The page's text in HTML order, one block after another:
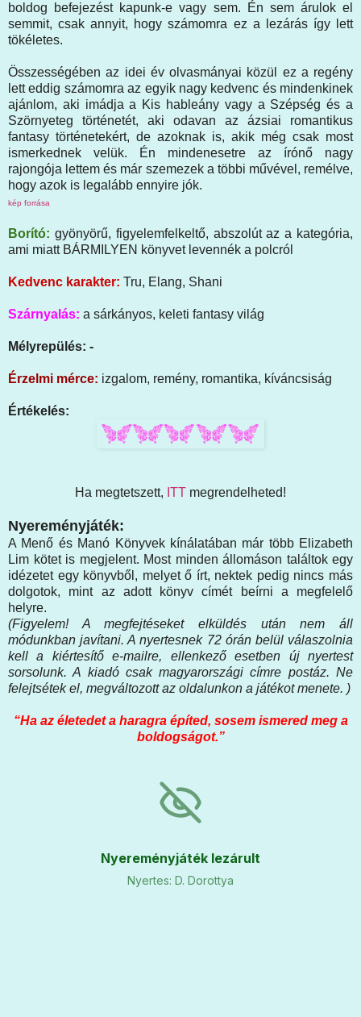
boldog befejezést kapunk-e vagy sem. Én sem árulok el
semmit, csak annyit, hogy számomra ez a lezárás így lett
tökéletes.
Összességében az idei év olvasmányai közül ez a regény
lett eddig számomra az egyik nagy kedvenc és mindenkinek
ajánlom, aki imádja a Kis hableány vagy a Szépség és a
Szörnyeteg történetét, aki odavan az ázsiai romantikus
fantasy történetekért, de azoknak is, akik még csak most
ismerkednek velük. Én mindenesetre az írónő nagy
rajongója lettem és már szemezek a többi művével, remélve,
hogy azok is legalább ennyire jók.
kép forrása
Borító: gyönyörű, figyelemfelkeltő, abszolút az a kategória,
ami miatt BÁRMILYEN könyvet levennék a polcról
Kedvenc karakter: Tru, Elang, Shani
Szárnyalás: a sárkányos, keleti fantasy világ
Mélyrepülés: -
Érzelmi mérce: izgalom, remény, romantika, kíváncsiság
Értékelés:
Ha megtetszett, ITT megrendelheted!
Nyereményjáték:
A Menő és Manó Könyvek kínálatában már több Elizabeth
Lim kötet is megjelent. Most minden állomáson találtok egy
idézetet egy könyvből, melyet ő írt, nektek pedig nincs más
dolgotok, mint az adott könyv címét beírni a megfelelő
helyre.
(Figyelem! A megfejtéseket elküldés után nem áll
módunkban javítani. A nyertesnek 72 órán belül válaszolnia
kell a kiértesítő e-mailre, ellenkező esetben új nyertest
sorsolunk. A kiadó csak magyarországi címre postáz. Ne
felejtsétek el, megváltozott az oldalunkon a játékot menete. )
“Ha az életedet a haragra építed, sosem ismered meg a
boldogságot.”